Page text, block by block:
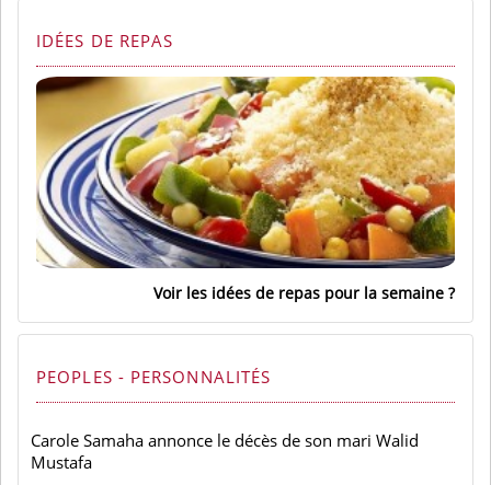
IDÉES DE REPAS
Voir les idées de repas pour la semaine
PEOPLES - PERSONNALITÉS
Carole Samaha annonce le décès de son mari Walid
Mustafa